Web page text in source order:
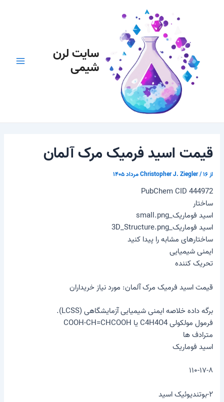
سایت لرن
شیمی
قیمت اسید فرمیک مرک آلمان
از Christopher J. Ziegler/۱۶ مرداد ۱۴۰۵
PubChem CID 444972
ساختار
اسید فوماریک_small.png
اسید فوماریک_3D_Structure.png
ساختارهای مشابه را پیدا کنید
ایمنی شیمیایی
تحریک کننده
قیمت اسید فرمیک مرک آلمان: مورد نیاز خریداران
برگه داده خلاصه ایمنی شیمیایی آزمایشگاهی (LCSS).
فرمول مولکولی C4H4O4 یا COOH-CH=CHCOOH
مترادف ها
اسید فوماریک
۱۱۰-۱۷-۸
۲-بوتندیوئیک اسید